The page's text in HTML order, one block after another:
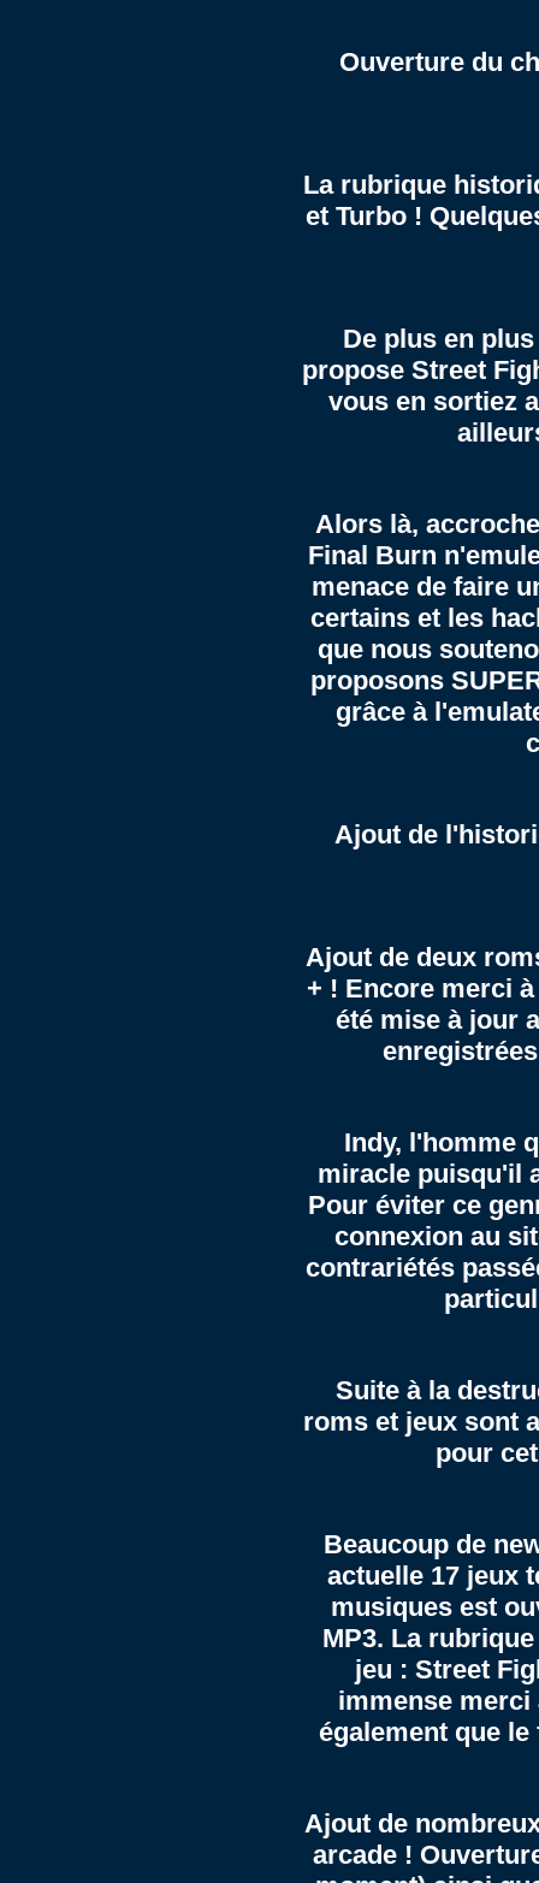
Ouverture du
La rubrique
et Turbo !
De plus en
propose Street
vous en sortiez
Alors là,
Final Burn
menace de faire
certains et les
que nous
proposons
grâce à
Ajout de l'
Ajout de deux
+ ! Encore merci
été mise à jour
Indy, l'homme
miracle puisqu'il
Pour éviter ce
connexion au
contrariétés
Suite à la
roms et jeux sont
pour
Beaucoup de
actuelle 17 jeux
musiques est
MP3. La
jeu : Street
immense merci
également que
Ajout de
arcade!